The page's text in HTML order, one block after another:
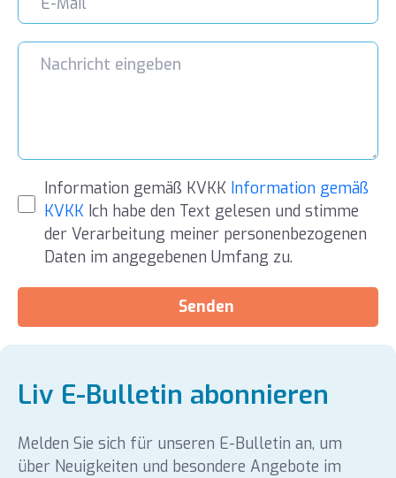
Information gemäß KVKK Information gemäß
KVKKIch habe den Text gelesen und stimme
der Verarbeitung meiner personenbezogenen
Daten im angegebenen Umfang zu.
Senden
Liv E-Bulletin abonnieren
Melden Sie sich für unseren E-Bulletin an, um
über Neuigkeiten und besondere Angebote im